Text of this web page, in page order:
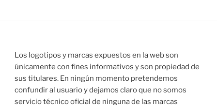
Los logotipos y marcas expuestos en la web son
únicamente con fines informativos y son propiedad de
sus titulares. En ningún momento pretendemos
confundir al usuario y dejamos claro que no somos
servicio técnico oficial de ninguna de las marcas